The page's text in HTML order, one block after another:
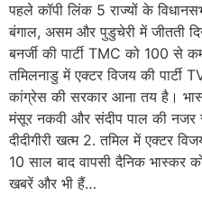
पहले कॉपी लिंक 5 राज्यों के
बंगाल, असम और पुडुचेरी में जीतती
बनर्जी की पार्टी TMC को 100 से
तमिलनाडु में एक्टर विजय की
कांग्रेस की सरकार आना तय है।
मंसूर नकवी और संदीप पाल की
दीदीगीरी खत्म 2. तमिल में एक्टर
10 साल बाद वापसी दैनिक भास्कर
खबरें और भी हैं…